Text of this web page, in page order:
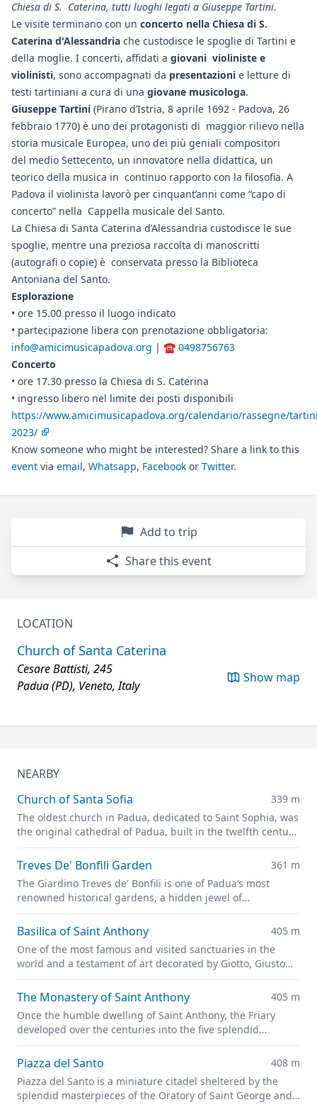
Chiesa di S. Caterina, tutti luoghi legati a Giuseppe Tartini.
Le visite terminano con un concerto nella Chiesa di S.
Caterina d'Alessandria che custodisce le spoglie di Tartini e
della moglie. I concerti, affidati a giovani violiniste e
violinisti, sono accompagnati da presentazioni e letture di
testi tartiniani a cura di una giovane musicologa.
Giuseppe Tartini (Pirano d’Istria, 8 aprile 1692 - Padova, 26
febbraio 1770) è uno dei protagonisti di maggior rilievo nella
storia musicale Europea, uno dei più geniali compositori
del medio Settecento, un innovatore nella didattica, un
teorico della musica in continuo rapporto con la filosofia. A
Padova il violinista lavorò per cinquant’anni come “capo di
concerto” nella Cappella musicale del Santo.
La Chiesa di Santa Caterina d’Alessandria custodisce le sue
spoglie, mentre una preziosa raccolta di manoscritti
(autografi o copie) è conservata presso la Biblioteca
Antoniana del Santo.
Esplorazione
• ore 15.00 presso il luogo indicato
• partecipazione libera con prenotazione obbligatoria:
info@amicimusicapadova.org | ☎️ 0498756763
Concerto
• ore 17.30 presso la Chiesa di S. Caterina
• ingresso libero nel limite dei posti disponibili
https://www.amicimusicapadova.org/calendario/rassegne/
2023/
Know someone who might be interested? Share a link to this
event via email, Whatsapp, Facebook or Twitter.
Add to trip
Share this event
LOCATION
Church of Santa Caterina
Cesare Battisti, 245
Padua (PD), Veneto, Italy
Show map
NEARBY
Church of Santa Sofia
339 m
The oldest church in Padua, dedicated to Saint Sophia, was
the original cathedral of Padua, built in the twelfth century
on the site of a previous pagan temple.
Treves De' Bonfili Garden
361 m
The Giardino Treves de' Bonfili is one of Padua’s most
renowned historical gardens, a hidden jewel of
architectural and landscape creation by Giuseppe Jappelli.
Basilica of Saint Anthony
405 m
One of the most famous and visited sanctuaries in the
world and a testament of art decorated by Giotto, Giusto
de' Menabuoi, Altichiero da Zevio, and Jacopo Avanzi
The Monastery of Saint Anthony
405 m
Once the humble dwelling of Saint Anthony, the Friary
developed over the centuries into the five splendid
cloisters located on the southern side of the Basilica.
Piazza del Santo
408 m
Piazza del Santo is a miniature citadel sheltered by the
splendid masterpieces of the Oratory of Saint George and